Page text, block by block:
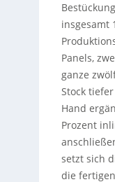
insgesamt
Panels,
ganze
Stock
Hand
Prozent
setzt sich
die